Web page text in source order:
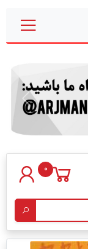
بعدی
0